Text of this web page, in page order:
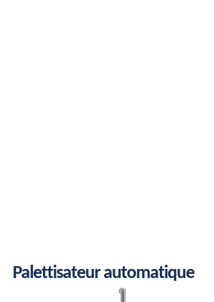
Palettisateur automatique